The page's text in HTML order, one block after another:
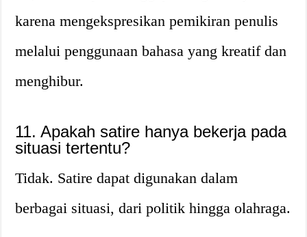
karena mengekspresikan pemikiran penulis
melalui penggunaan bahasa yang kreatif dan
menghibur.
11. Apakah satire hanya bekerja pada
situasi tertentu?
Tidak. Satire dapat digunakan dalam
berbagai situasi, dari politik hingga olahraga.